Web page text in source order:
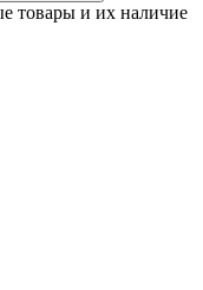
товары и их наличие